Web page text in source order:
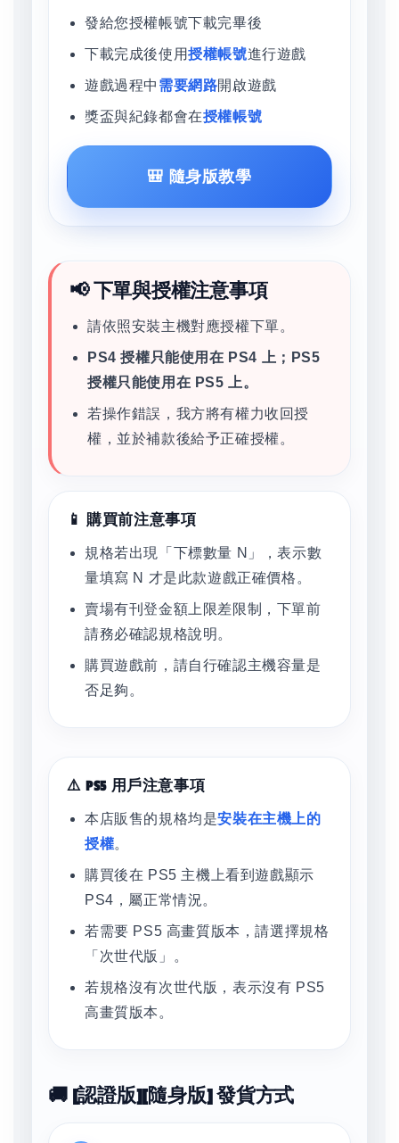
發給您授權帳號下載完畢後
下載完成後使用授權帳號進行遊戲
遊戲過程中 需要網路開啟遊戲
獎盃與紀錄都會在授權帳號
🎒 隨身版教學
📢 下單與授權注意事項
請依照安裝主機對應授權下單。
PS4 授權只能使用在 PS4 上；PS5
授權只能使用在 PS5 上。
若操作錯誤，我方將有權力收回授
權，並於補款後給予正確授權。
📱 購買前注意事項
規格若出現「下標數量 N」，表示數
量填寫 N 才是此款遊戲正確價格。
賣場有刊登金額上限差限制，下單前
請務必確認規格說明。
購買遊戲前，請自行確認主機容量是
否足夠。
⚠️ PS5 用戶注意事項
本店販售的規格均是安裝在主機上的
授權。
購買後在 PS5 主機上看到遊戲顯示
PS4，屬正常情況。
若需要 PS5 高畫質版本，請選擇規格
「次世代版」。
若規格沒有次世代版，表示沒有 PS5
高畫質版本。
🚚 [認證版][隨身版] 發貨方式